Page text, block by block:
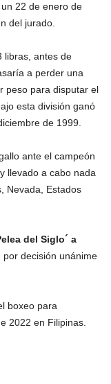
22 de enero de
del jurado.
libras, antes de
a perder una
peso para disputar el
esta división ganó
de 1999.
ante el campeón
llevado a cabo nada
Nevada, Estados
del Siglo´ a
decisión unánime
boxeo para
2022 en Filipinas.